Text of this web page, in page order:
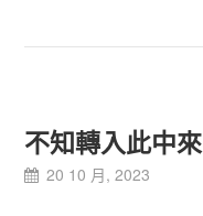
不知轉入此中來
20 10 月, 2023